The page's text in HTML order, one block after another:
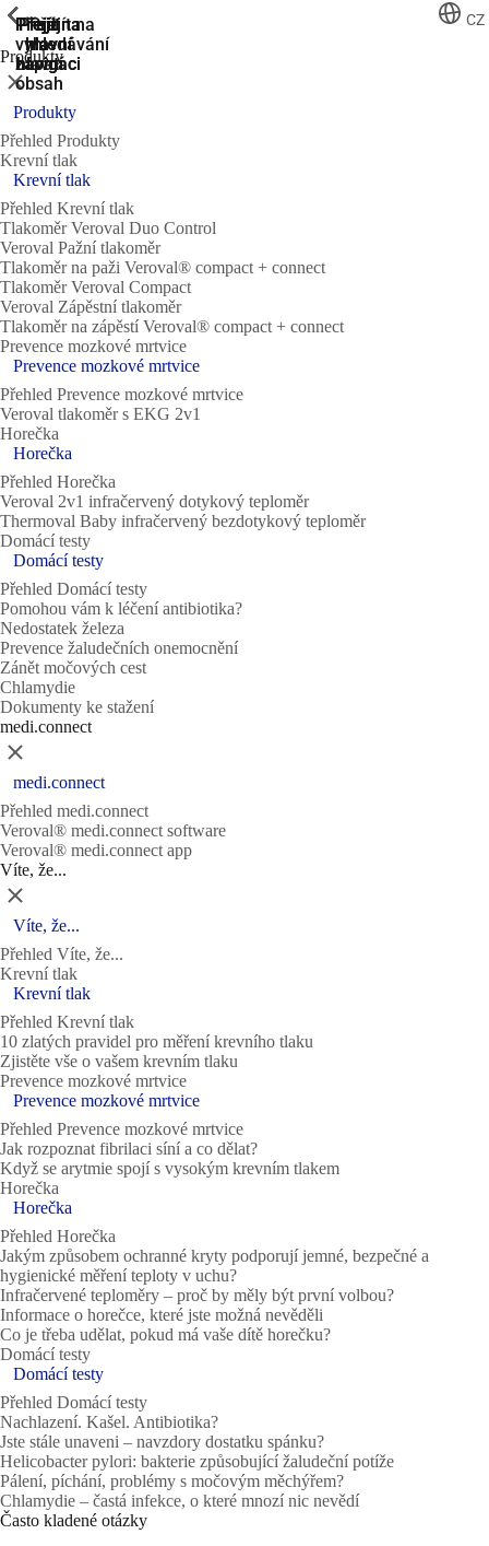
Přejít na
vyhledávání
Přejít na
hlavní
navigaci
Přejít na
hlavní
navigaci
Přejít
na
hlavní
obsah
Přejít
na
zápatí
CZ
Produkty
ShowPrevious
Zavřít
Produkty
Přehled Produkty
Krevní tlak
ShowPrevious
Krevní tlak
Přehled Krevní tlak
Tlakoměr Veroval Duo Control
Veroval Pažní tlakoměr
Tlakoměr na paži Veroval® compact + connect
Tlakoměr Veroval Compact
Veroval Zápěstní tlakoměr
Tlakoměr na zápěstí Veroval® compact + connect
Prevence mozkové mrtvice
ShowPrevious
Prevence mozkové mrtvice
Přehled Prevence mozkové mrtvice
Veroval tlakoměr s EKG 2v1
Horečka
ShowPrevious
Horečka
Přehled Horečka
Veroval 2v1 infračervený dotykový teploměr
Thermoval Baby infračervený bezdotykový teploměr
Domácí testy
ShowPrevious
Domácí testy
Přehled Domácí testy
Pomohou vám k léčení antibiotika?
Nedostatek železa
Prevence žaludečních onemocnění
Zánět močových cest
Chlamydie
Dokumenty ke stažení
medi.connect
ShowPrevious
Zavřít
medi.connect
Přehled medi.connect
Veroval® medi.connect software
Veroval® medi.connect app
Víte, že...
ShowPrevious
Zavřít
Víte, že...
Přehled Víte, že...
Krevní tlak
ShowPrevious
Krevní tlak
Přehled Krevní tlak
10 zlatých pravidel pro měření krevního tlaku
Zjistěte vše o vašem krevním tlaku
Prevence mozkové mrtvice
ShowPrevious
Prevence mozkové mrtvice
Přehled Prevence mozkové mrtvice
Jak rozpoznat fibrilaci síní a co dělat?
Když se arytmie spojí s vysokým krevním tlakem
Horečka
ShowPrevious
Horečka
Přehled Horečka
Jakým způsobem ochranné kryty podporují jemné, bezpečné a
hygienické měření teploty v uchu?
Infračervené teploměry – proč by měly být první volbou?
Informace o horečce, které jste možná nevěděli
Co je třeba udělat, pokud má vaše dítě horečku?
Domácí testy
ShowPrevious
Domácí testy
Přehled Domácí testy
Nachlazení. Kašel. Antibiotika?
Jste stále unaveni – navzdory dostatku spánku?
Helicobacter pylori: bakterie způsobující žaludeční potíže
Pálení, píchání, problémy s močovým měchýřem?
Chlamydie – častá infekce, o které mnozí nic nevědí
Často kladené otázky